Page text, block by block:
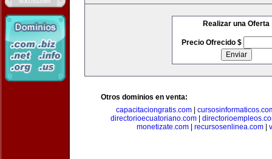
Realizar una Oferta
Precio Ofrecido $
Otros dominios en venta:
capacitaciongratis.com|
directorioecuatoriano.com
monetizate.com
recursosenlinea.com